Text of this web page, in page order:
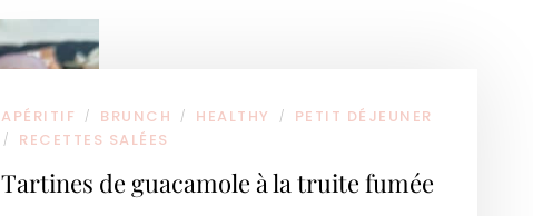
APÉRITIF / BRUNCH / HEALTHY / PETIT DÉJEUNER
/ RECETTES SALÉES
Tartines de guacamole à la truite fumée